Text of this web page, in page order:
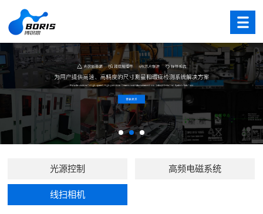
光源控制 高频电磁系统
线扫相机